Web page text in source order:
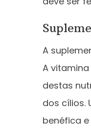
A
A
destas
dos cílios.
benéfica